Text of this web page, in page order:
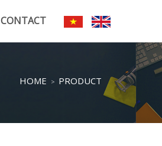
CONTACT
HOME PRODUCT